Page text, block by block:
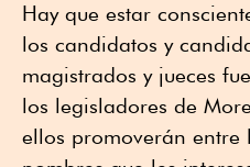
Hay que estar
los candidatos y
magistrados y jueces
los legisladores de
ellos promoverán